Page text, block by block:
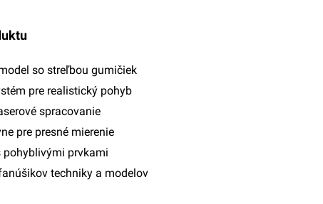
so streľbou gumičiek
pre realistický pohyb
spracovanie
pre presné mierenie
pohyblivými prvkami
techniky a modelov